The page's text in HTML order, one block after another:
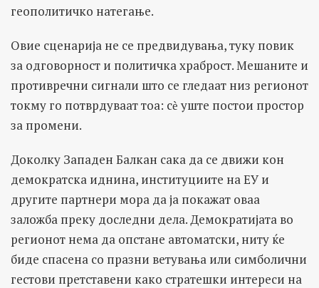
геополитичко натегање.
Овие сценарија не се предвидувања, туку повик
за одговорност и политичка храброст. Мешаните и
противречни сигнали што се гледаат низ регионот
токму го потврдуваат тоа: сѐ уште постои простор
за промени.
Доколку Западен Балкан сака да се движи кон
демократска иднина, институциите на ЕУ и
другите партнери мора да ја покажат оваа
заложба преку доследни дела. Демократијата во
регионот нема да опстане автоматски, ниту ќе
биде спасена со празни ветувања или симболични
гестови претставени како стратешки интереси на